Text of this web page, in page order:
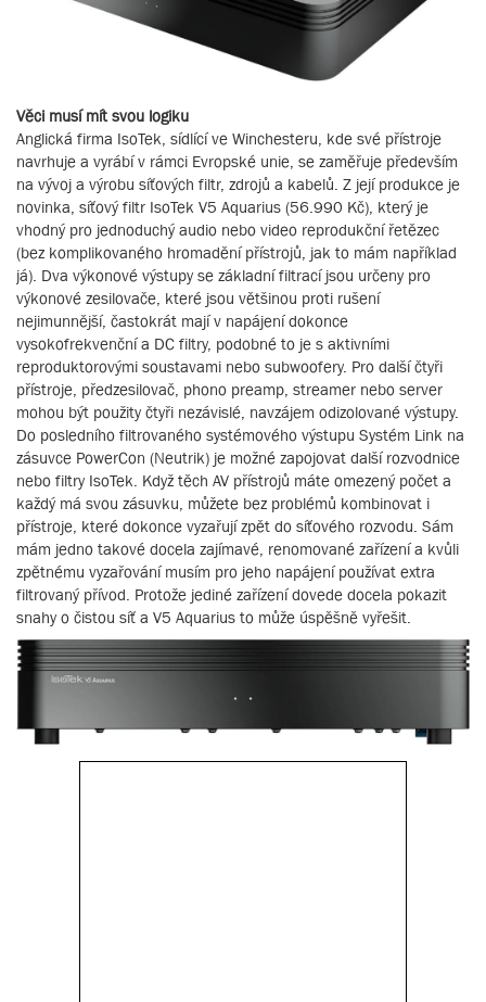
Věci musí mít svou logiku
Anglická firma IsoTek, sídlící ve Winchesteru, kde své přístroje
navrhuje a vyrábí v rámci Evropské unie, se zaměřuje především
na vývoj a výrobu síťových filtr, zdrojů a kabelů. Z její produkce je
novinka, síťový filtr IsoTek V5 Aquarius (56.990 Kč), který je
vhodný pro jednoduchý audio nebo video reprodukční řetězec
(bez komplikovaného hromadění přístrojů, jak to mám například
já). Dva výkonové výstupy se základní filtrací jsou určeny pro
výkonové zesilovače, které jsou většinou proti rušení
nejimunnější, častokrát mají v napájení dokonce
vysokofrekvenční a DC filtry, podobné to je s aktivními
reproduktorovými soustavami nebo subwoofery. Pro další čtyři
přístroje, předzesilovač, phono preamp, streamer nebo server
mohou být použity čtyři nezávislé, navzájem odizolované výstupy.
Do posledního filtrovaného systémového výstupu Systém Link na
zásuvce PowerCon (Neutrik) je možné zapojovat další rozvodnice
nebo filtry IsoTek. Když těch AV přístrojů máte omezený počet a
každý má svou zásuvku, můžete bez problémů kombinovat i
přístroje, které dokonce vyzařují zpět do síťového rozvodu. Sám
mám jedno takové docela zajímavé, renomované zařízení a kvůli
zpětnému vyzařování musím pro jeho napájení používat extra
filtrovaný přívod. Protože jediné zařízení dovede docela pokazit
snahy o čistou síť a V5 Aquarius to může úspěšně vyřešit.